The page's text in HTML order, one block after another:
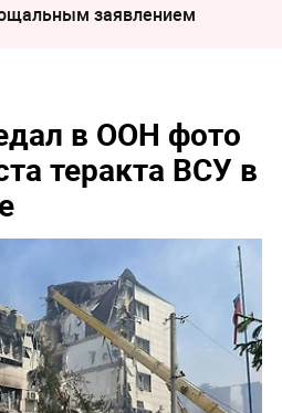
заявлением
в ООН фото
теракта ВСУ в